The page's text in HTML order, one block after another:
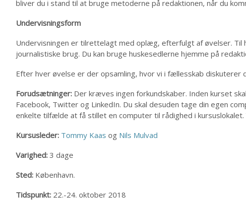
bliver du i stand til at bruge metoderne på redaktionen, når du
Undervisningsform
Undervisningen er tilrettelagt med oplæg, efterfulgt af øvelser.
journalistiske brug. Du kan bruge huskesedlerne hjemme på
Efter hver øvelse er der opsamling, hvor vi i fællesskab diskuterer
Forudsætninger: Der kræves ingen forkundskaber. Inden kurset
Facebook, Twitter og LinkedIn. Du skal desuden tage din egen
enkelte tilfælde at få stillet en computer til rådighed i kursuslokalet.
Kursusleder: Tommy Kaas og Nils Mulvad
Varighed: 3 dage
Sted: København.
Tidspunkt: 22.-24. oktober 2018